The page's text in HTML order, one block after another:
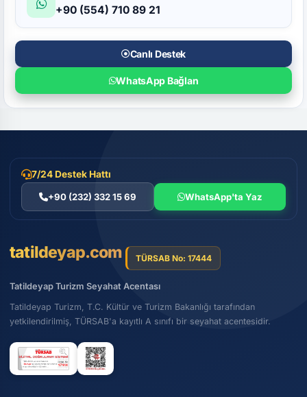
+90 (554) 710 89 21
Canlı Destek
WhatsApp Bağlan
7/24 Destek Hattı
+90 (232) 332 15 69 WhatsApp'ta Yaz
tatildeyap.com TÜRSAB No: 17444
Tatildeyap Turizm Seyahat Acentası
Tatildeyap Turizm, T.C. Kültür ve Turizm Bakanlığı tarafından
yetkilendirilmiş, TÜRSAB'a kayıtlı A sınıfı bir seyahat acentesidir.